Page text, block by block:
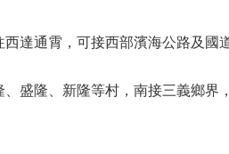
達通霄，可接西部濱海公路及國
盛隆、新隆等村，南接三義鄉界